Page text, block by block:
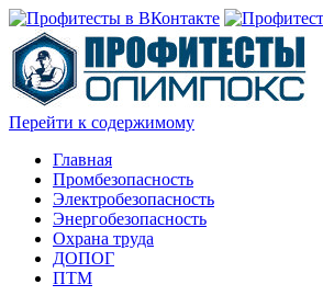
Перейти к содержимому
Главная
Промбезопасность
Электробезопасность
Энергобезопасность
Охрана труда
ДОПОГ
ПТМ